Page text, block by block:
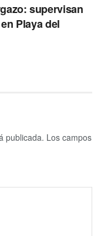
supervisan
Playa del
publicada. Los campos